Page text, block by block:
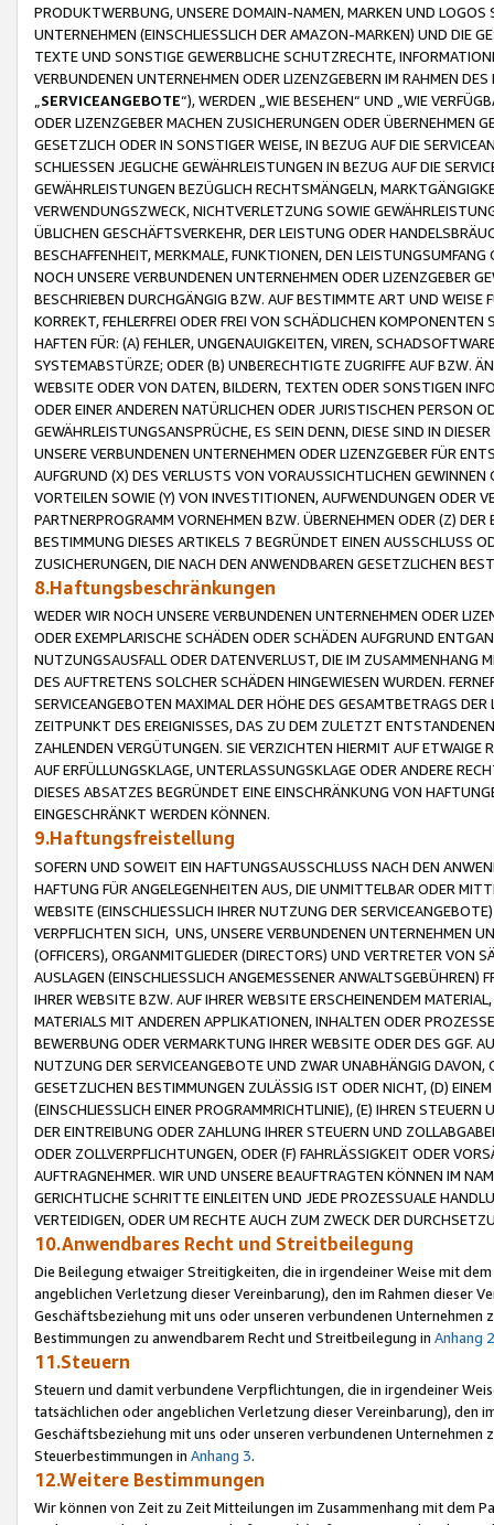
PRODUKTWERBUNG, UNSERE DOMAIN-NAMEN, MARKEN UND
UNTERNEHMEN (EINSCHLIESSLICH DER AMAZON-MARKEN) UND DIE
TEXTE UND SONSTIGE GEWERBLICHE SCHUTZRECHTE,
VERBUNDENEN UNTERNEHMEN ODER LIZENZGEBERN IM RAHMEN
SERVICEANGEBOTE“), WERDEN „WIE BESEHEN“ UND „WIE
ODER LIZENZGEBER MACHEN ZUSICHERUNGEN ODER ÜBERNEHMEN
GESETZLICH ODER IN SONSTIGER WEISE, IN BEZUG AUF DIE
SCHLIESSEN JEGLICHE GEWÄHRLEISTUNGEN IN BEZUG AUF DIE
GEWÄHRLEISTUNGEN BEZÜGLICH RECHTSMÄNGELN,
VERWENDUNGSZWECK, NICHTVERLETZUNG SOWIE
ÜBLICHEN GESCHÄFTSVERKEHR, DER LEISTUNG ODER
BESCHAFFENHEIT, MERKMALE, FUNKTIONEN, DEN
NOCH UNSERE VERBUNDENEN UNTERNEHMEN ODER LIZENZGEBER
BESCHRIEBEN DURCHGÄNGIG BZW. AUF BESTIMMTE ART UND
KORREKT, FEHLERFREI ODER FREI VON SCHÄDLICHEN
HAFTEN FÜR: (A) FEHLER, UNGENAUIGKEITEN, VIREN,
SYSTEMABSTÜRZE; ODER (B) UNBERECHTIGTE ZUGRIFFE AUF BZW.
WEBSITE ODER VON DATEN, BILDERN, TEXTEN ODER SONSTIGEN
ODER EINER ANDEREN NATÜRLICHEN ODER JURISTISCHEN PERSON
GEWÄHRLEISTUNGSANSPRÜCHE, ES SEIN DENN, DIESE SIND IN
UNSERE VERBUNDENEN UNTERNEHMEN ODER LIZENZGEBER FÜR
AUFGRUND (X) DES VERLUSTS VON VORAUSSICHTLICHEN
VORTEILEN SOWIE (Y) VON INVESTITIONEN, AUFWENDUNGEN ODER
PARTNERPROGRAMM VORNEHMEN BZW. ÜBERNEHMEN ODER (Z)
BESTIMMUNG DIESES ARTIKELS 7 BEGRÜNDET EINEN AUSSCHLUSS
ZUSICHERUNGEN, DIE NACH DEN ANWENDBAREN GESETZLICHEN
8.Haftungsbeschränkungen
WEDER WIR NOCH UNSERE VERBUNDENEN UNTERNEHMEN ODER
ODER EXEMPLARISCHE SCHÄDEN ODER SCHÄDEN AUFGRUND
NUTZUNGSAUSFALL ODER DATENVERLUST, DIE IM ZUSAMMENHANG
DES AUFTRETENS SOLCHER SCHÄDEN HINGEWIESEN WURDEN.
SERVICEANGEBOTEN MAXIMAL DER HÖHE DES GESAMTBETRAGS
ZEITPUNKT DES EREIGNISSES, DAS ZU DEM ZULETZT
ZAHLENDEN VERGÜTUNGEN. SIE VERZICHTEN HIERMIT AUF
AUF ERFÜLLUNGSKLAGE, UNTERLASSUNGSKLAGE ODER ANDERE
DIESES ABSATZES BEGRÜNDET EINE EINSCHRÄNKUNG VON
EINGESCHRÄNKT WERDEN KÖNNEN.
9.Haftungsfreistellung
SOFERN UND SOWEIT EIN HAFTUNGSAUSSCHLUSS NACH DEN
HAFTUNG FÜR ANGELEGENHEITEN AUS, DIE UNMITTELBAR ODER
WEBSITE (EINSCHLIESSLICH IHRER NUTZUNG DER
VERPFLICHTEN SICH, UNS, UNSERE VERBUNDENEN UNTERNEHMEN
(OFFICERS), ORGANMITGLIEDER (DIRECTORS) UND VERTRETER VON
AUSLAGEN (EINSCHLIESSLICH ANGEMESSENER
IHRER WEBSITE BZW. AUF IHRER WEBSITE ERSCHEINENDEM
MATERIALS MIT ANDEREN APPLIKATIONEN, INHALTEN ODER
BEWERBUNG ODER VERMARKTUNG IHRER WEBSITE ODER DES GGF.
NUTZUNG DER SERVICEANGEBOTE UND ZWAR UNABHÄNGIG
GESETZLICHEN BESTIMMUNGEN ZULÄSSIG IST ODER NICHT, (D)
(EINSCHLIESSLICH EINER PROGRAMMRICHTLINIE), (E) IHREN
DER EINTREIBUNG ODER ZAHLUNG IHRER STEUERN UND
ODER ZOLLVERPFLICHTUNGEN, ODER (F) FAHRLÄSSIGKEIT ODER
AUFTRAGNEHMER. WIR UND UNSERE BEAUFTRAGTEN KÖNNEN IM
GERICHTLICHE SCHRITTE EINLEITEN UND JEDE PROZESSUALE
VERTEIDIGEN, ODER UM RECHTE AUCH ZUM ZWECK DER
10.Anwendbares Recht und Streitbeilegung
Die Beilegung etwaiger Streitigkeiten, die in irgendeiner Weise mit
angeblichen Verletzung dieser Vereinbarung), den im Rahmen dieser
Geschäftsbeziehung mit uns oder unseren verbundenen
Bestimmungen zu anwendbarem Recht und Streitbeilegung in Anhang 2
11.Steuern
Steuern und damit verbundene Verpflichtungen, die in irgendeiner
tatsächlichen oder angeblichen Verletzung dieser Vereinbarung), den
Geschäftsbeziehung mit uns oder unseren verbundenen
Steuerbestimmungen in Anhang 3.
12.Weitere Bestimmungen
Wir können von Zeit zu Zeit Mitteilungen im Zusammenhang mit dem